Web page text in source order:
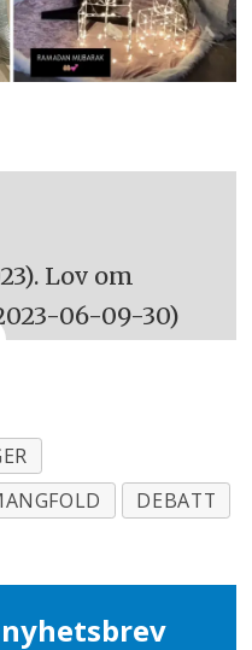
Lov om
06-09-30)
(2017)
september).
DEBATT